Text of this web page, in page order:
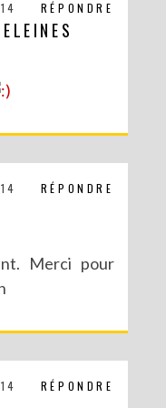
RÉPONDRE
RÉPONDRE
Merci pour
RÉPONDRE